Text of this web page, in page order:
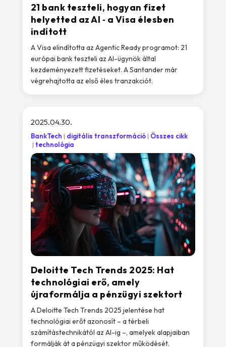
21 bank teszteli, hogyan fizet
helyetted az AI ‑ a Visa élesben
indított
A Visa elindította az Agentic Ready programot: 21
európai bank teszteli az AI-ügynök által
kezdeményezett fizetéseket. A Santander már
végrehajtotta az első éles tranzakciót.
Deloitte Tech Trends 2025: Hat
technológiai erő, amely
újraformálja a pénzügyi szektort
2025.04.30.
BankTech digitális transzformáció
Összes cikk
technológia
A Deloitte Tech Trends 2025 jelentése hat
technológiai erőt azonosít – a térbeli
számítástechnikától az AI-ig –, amelyek alapjaiban
formálják át a pénzügyi szektor működését.